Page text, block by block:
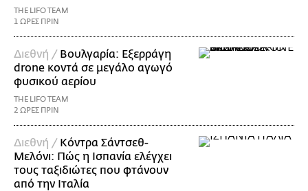
THE LIFO TEAM
1 ΩΡΕΣ ΠΡΙΝ
Διεθνή / Βουλγαρία: Εξερράγη
drone κοντά σε μεγάλο αγωγό
φυσικού αερίου
THE LIFO TEAM
2 ΩΡΕΣ ΠΡΙΝ
Διεθνή / Κόντρα Σάντσεθ-
Μελόνι: Πώς η Ισπανία ελέγχει
τους ταξιδιώτες που φτάνουν
από την Ιταλία